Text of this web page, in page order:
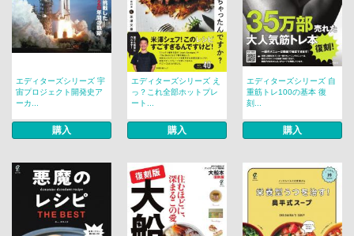
エディターズシリーズ 宇
宙プロジェクト開発史ア
ーカ...
購入
エディターズシリーズ え
っ？これ全部ホットプレ
ート...
購入
エディターズシリーズ 自
重筋トレ100の基本 復
刻...
購入